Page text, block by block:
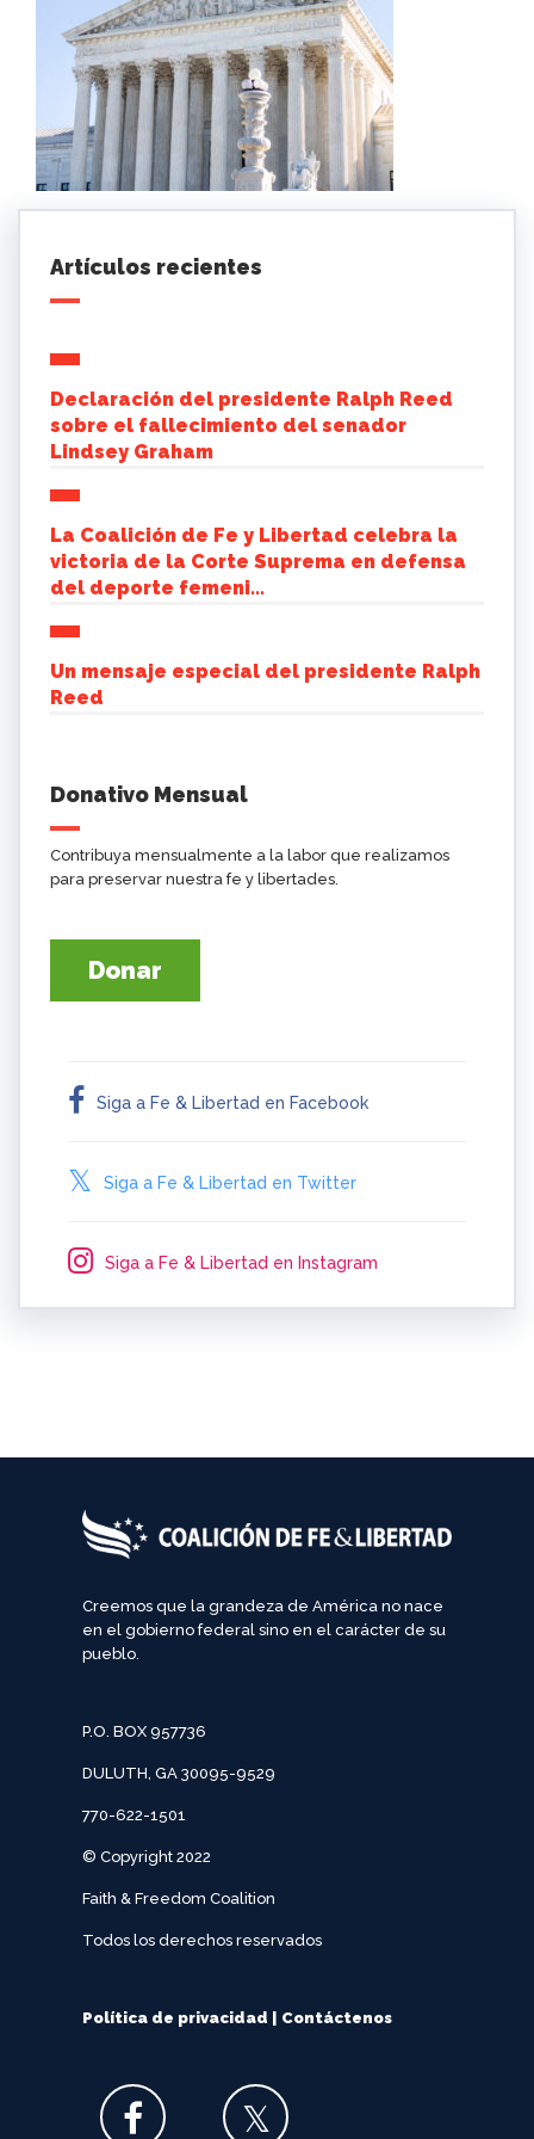
Artículos recientes
Declaración del presidente Ralph Reed
sobre el fallecimiento del senador
Lindsey Graham
La Coalición de Fe y Libertad celebra la
victoria de la Corte Suprema en defensa
del deporte femeni...
Un mensaje especial del presidente Ralph
Reed
Donativo Mensual
Contribuya mensualmente a la labor que realizamos
para preservar nuestra fe y libertades.
Donar
Siga a Fe & Libertad en Facebook
Siga a Fe & Libertad en Twitter
Siga a Fe & Libertad en Instagram
Creemos que la grandeza de América no nace
en el gobierno federal sino en el carácter de su
pueblo.
P.O. BOX 957736
DULUTH, GA 30095-9529
770-622-1501
© Copyright 2022
Faith & Freedom Coalition
Todos los derechos reservados
Política de privacidad Contáctenos